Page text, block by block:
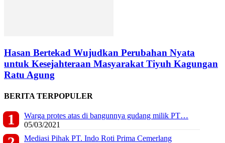
Hasan Bertekad Wujudkan Perubahan Nyata
untuk Kesejahteraan Masyarakat Tiyuh Kagungan
Ratu Agung
BERITA TERPOPULER
Warga protes atas di bangunnya gudang milik PT…
05/03/2021
Mediasi Pihak PT. Indo Roti Prima Cemerlang